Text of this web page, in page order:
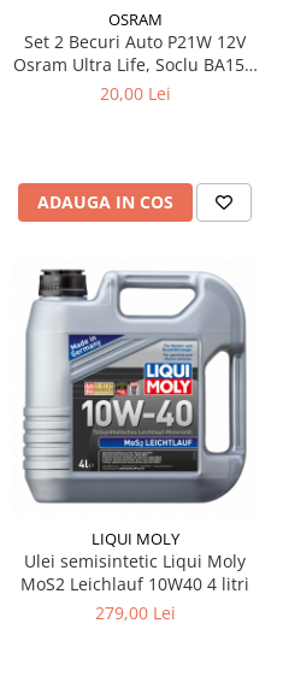
Siguranta Rutiera
Solutii Chimice
Stergatoare Auto
Halogen
LED
Xenon
Auxiliare Halogen
Auxiliare LED
Adaptoare LED
Accesorii electronice auto
Camere Auto DVR
Senzori de Parcare
Odorizante Auto
Parfum Original
OSRAM
Set 2 Becuri Auto P21W 12V
Osram Ultra Life, Soclu BA15s,
Durata de Viata Extinsa (4x),
20,00 Lei
ADAUGA IN COS
LIQUI MOLY
Ulei semisintetic Liqui Moly
MoS2 Leichlauf 10W40 4 litri
279,00 Lei